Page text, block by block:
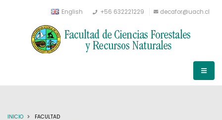
English +56 632221229 decafor@uach.cl
INICIO FACULTAD